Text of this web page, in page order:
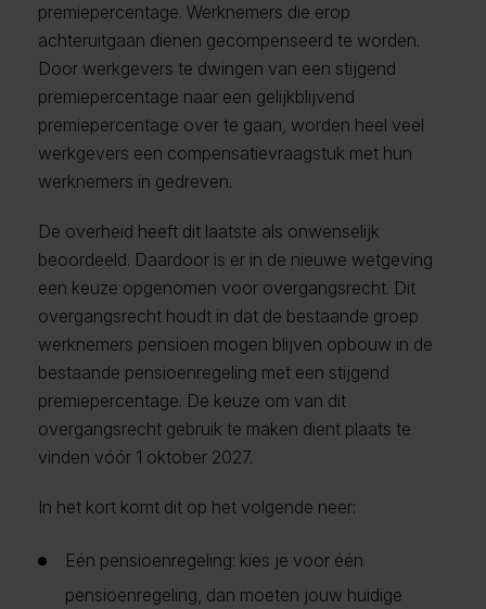
premiepercentage. Werknemers die erop
achteruitgaan dienen gecompenseerd te worden.
Door werkgevers te dwingen van een stijgend
premiepercentage naar een gelijkblijvend
premiepercentage over te gaan, worden heel veel
werkgevers een compensatievraagstuk met hun
werknemers in gedreven.
De overheid heeft dit laatste als onwenselijk
beoordeeld. Daardoor is er in de nieuwe wetgeving
een keuze opgenomen voor overgangsrecht. Dit
overgangsrecht houdt in dat de bestaande groep
werknemers pensioen mogen blijven opbouw in de
bestaande pensioenregeling met een stijgend
premiepercentage. De keuze om van dit
overgangsrecht gebruik te maken dient plaats te
vinden vóór 1 oktober 2027.
In het kort komt dit op het volgende neer:
Eén pensioenregeling: kies je voor één
pensioenregeling, dan moeten jouw huidige